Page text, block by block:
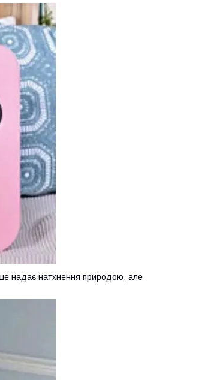
надає натхнення природою, але